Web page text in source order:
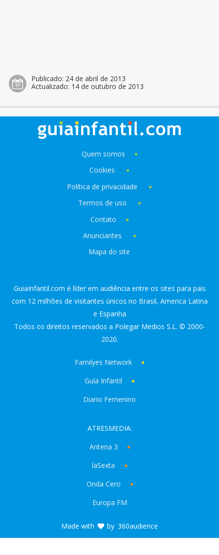
Publicado: 24 de abril de 2013
Actualizado: 14 de outubro de 2013
Quem somos
Cookies
Política de privacidade
Termos de uso
Contato
Anunciantes
Mapa do site
GuiaInfantil.com é líder em audiência entre os sites para pais
com 12 milhões de visitantes únicos no Brasil, America Latina
e Espanha
Todos os direitos reservados a Polegar Medios S.L. © 2000-
2020.
Familyes Network
Guía Infantil
Diario Femenino
ATRESMEDIA:
Antena 3
laSexta
Onda Cero
Europa FM
Made with by 360audience